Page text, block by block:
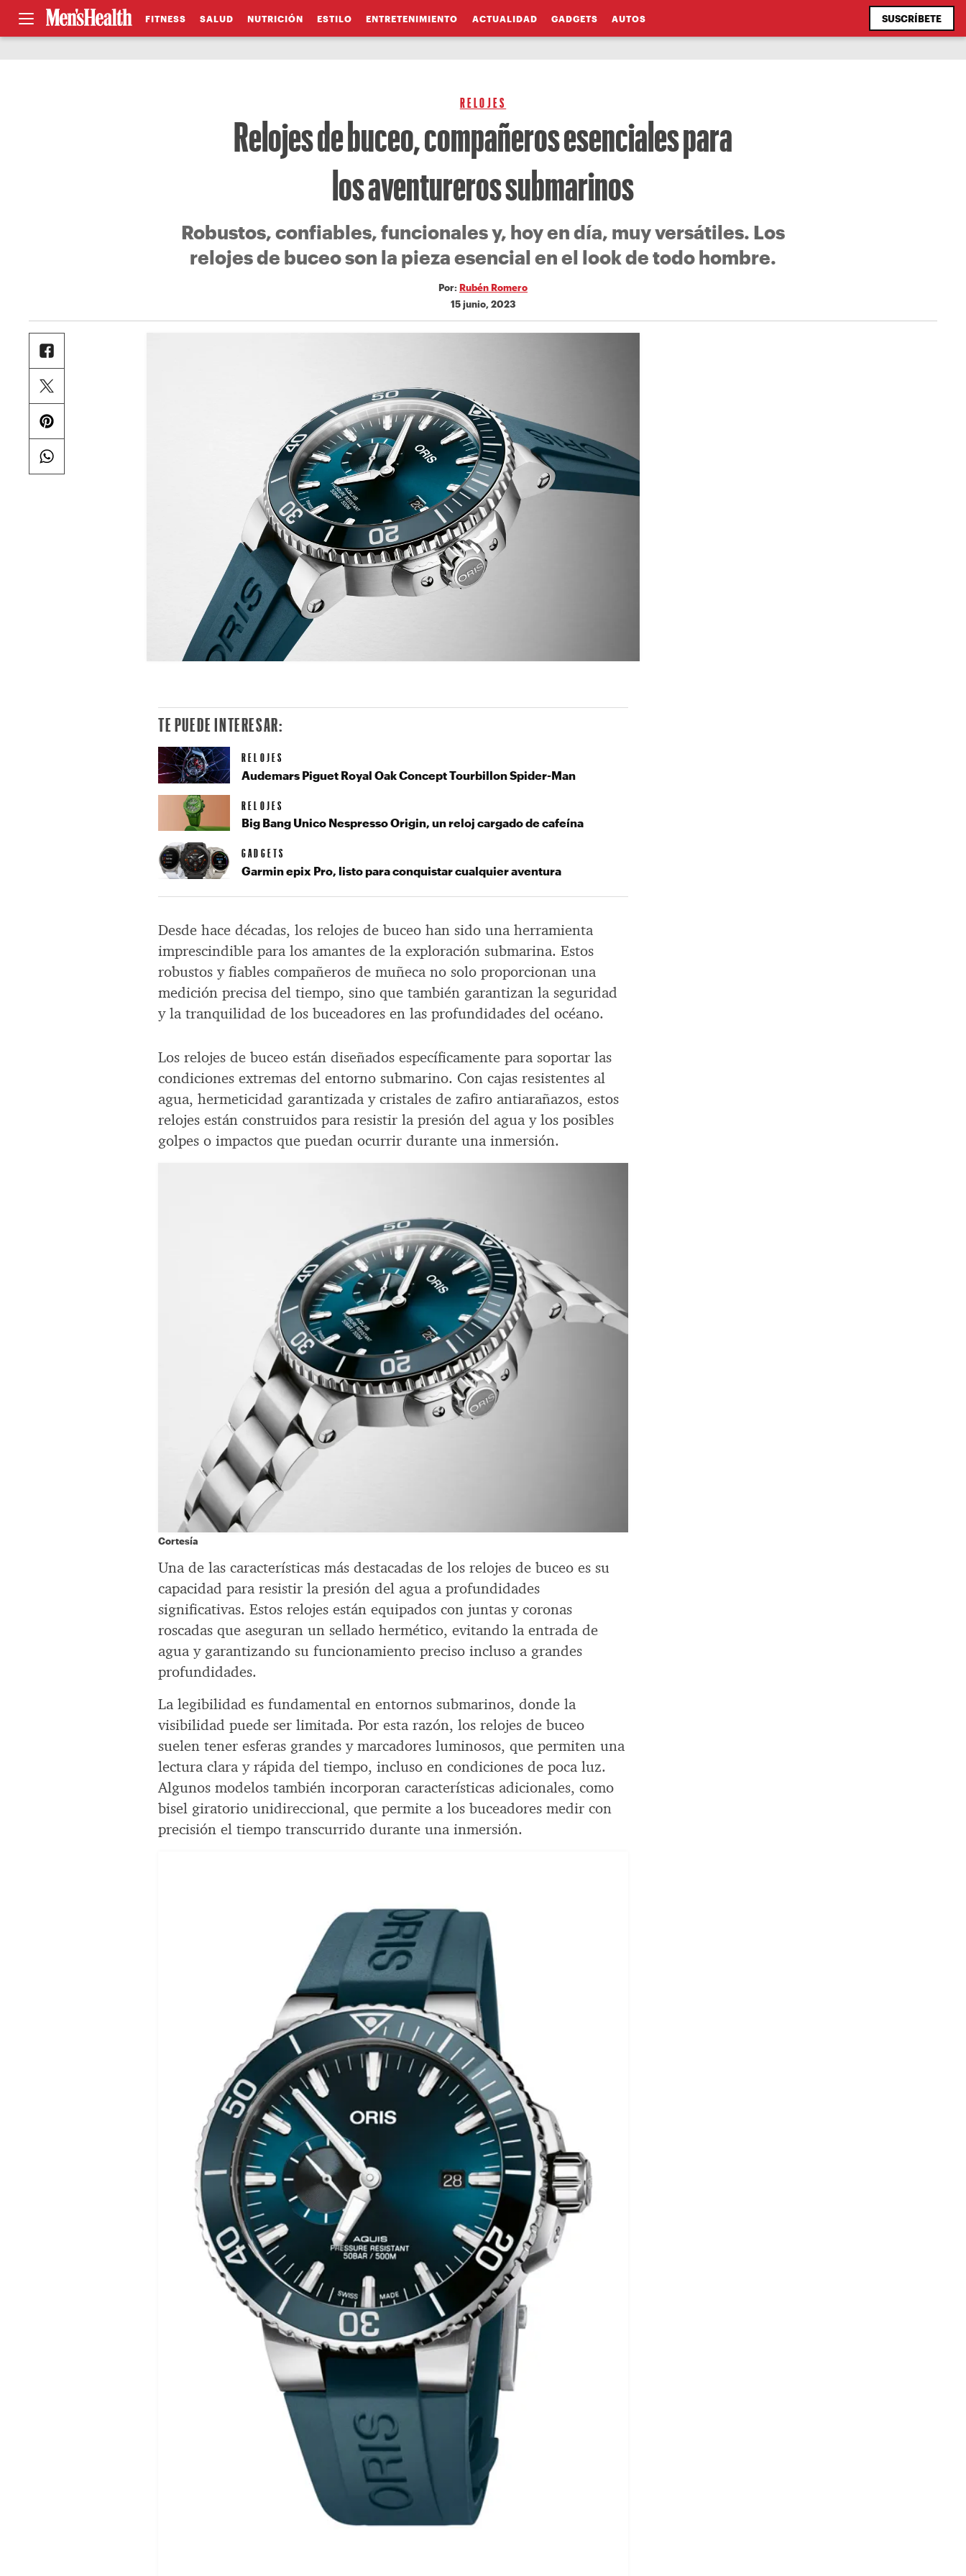
FITNESS SALUD NUTRICIÓN ESTILO ENTRETENIMIENTO ACTUALIDAD GADGETS AUTOS SUSCRÍBETE
RELOJES
Relojes de buceo, compañeros esenciales para
los aventureros submarinos
Robustos, confiables, funcionales y, hoy en día, muy versátiles. Los
relojes de buceo son la pieza esencial en el look de todo hombre.
Por: Rubén Romero
15 junio, 2023
Desde hace décadas, los relojes de buceo han sido una herramienta
imprescindible para los amantes de la exploración submarina. Estos
robustos y fiables compañeros de muñeca no solo proporcionan una
medición precisa del tiempo, sino que también garantizan la seguridad
y la tranquilidad de los buceadores en las profundidades del océano.
Los relojes de buceo están diseñados específicamente para soportar las
condiciones extremas del entorno submarino. Con cajas resistentes al
agua, hermeticidad garantizada y cristales de zafiro antiarañazos, estos
relojes están construidos para resistir la presión del agua y los posibles
golpes o impactos que puedan ocurrir durante una inmersión.
Cortesía
Una de las características más destacadas de los relojes de buceo es su
capacidad para resistir la presión del agua a profundidades
significativas. Estos relojes están equipados con juntas y coronas
roscadas que aseguran un sellado hermético, evitando la entrada de
agua y garantizando su funcionamiento preciso incluso a grandes
profundidades.
La legibilidad es fundamental en entornos submarinos, donde la
visibilidad puede ser limitada. Por esta razón, los relojes de buceo
suelen tener esferas grandes y marcadores luminosos, que permiten una
lectura clara y rápida del tiempo, incluso en condiciones de poca luz.
Algunos modelos también incorporan características adicionales, como
bisel giratorio unidireccional, que permite a los buceadores medir con
precisión el tiempo transcurrido durante una inmersión.
TE PUEDE INTERESAR:
RELOJES
Audemars Piguet Royal Oak Concept Tourbillon Spider-Man
RELOJES
Big Bang Unico Nespresso Origin, un reloj cargado de cafeína
GADGETS
Garmin epix Pro, listo para conquistar cualquier aventura